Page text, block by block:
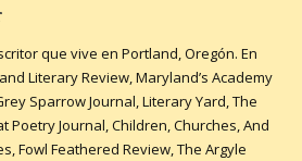
que vive en Portland, Oregón. En
Literary Review, Maryland’s Academy
Sparrow Journal, Literary Yard, The
Poetry Journal, Children, Churches, And
Fowl Feathered Review, The Argyle